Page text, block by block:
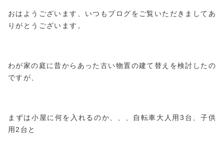
おはようございます、いつもブログをご覧いただきましてあ
りがとうございます。
わが家の庭に昔からあった古い物置の建て替えを検討したの
ですが、
まずは小屋に何を入れるのか、、、自転車大人用3台、子供
用2台と